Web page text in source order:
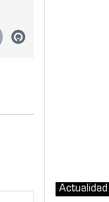
Actualidad